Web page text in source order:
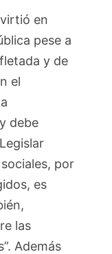
en
pese a
y de
el
debe
por
es
las
Además